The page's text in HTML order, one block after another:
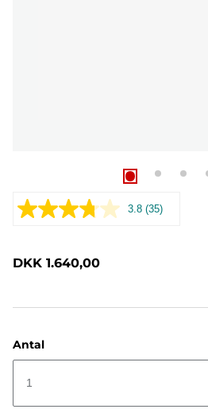
3.8 Læs
(35)
DKK 1.640,00
Antal
1